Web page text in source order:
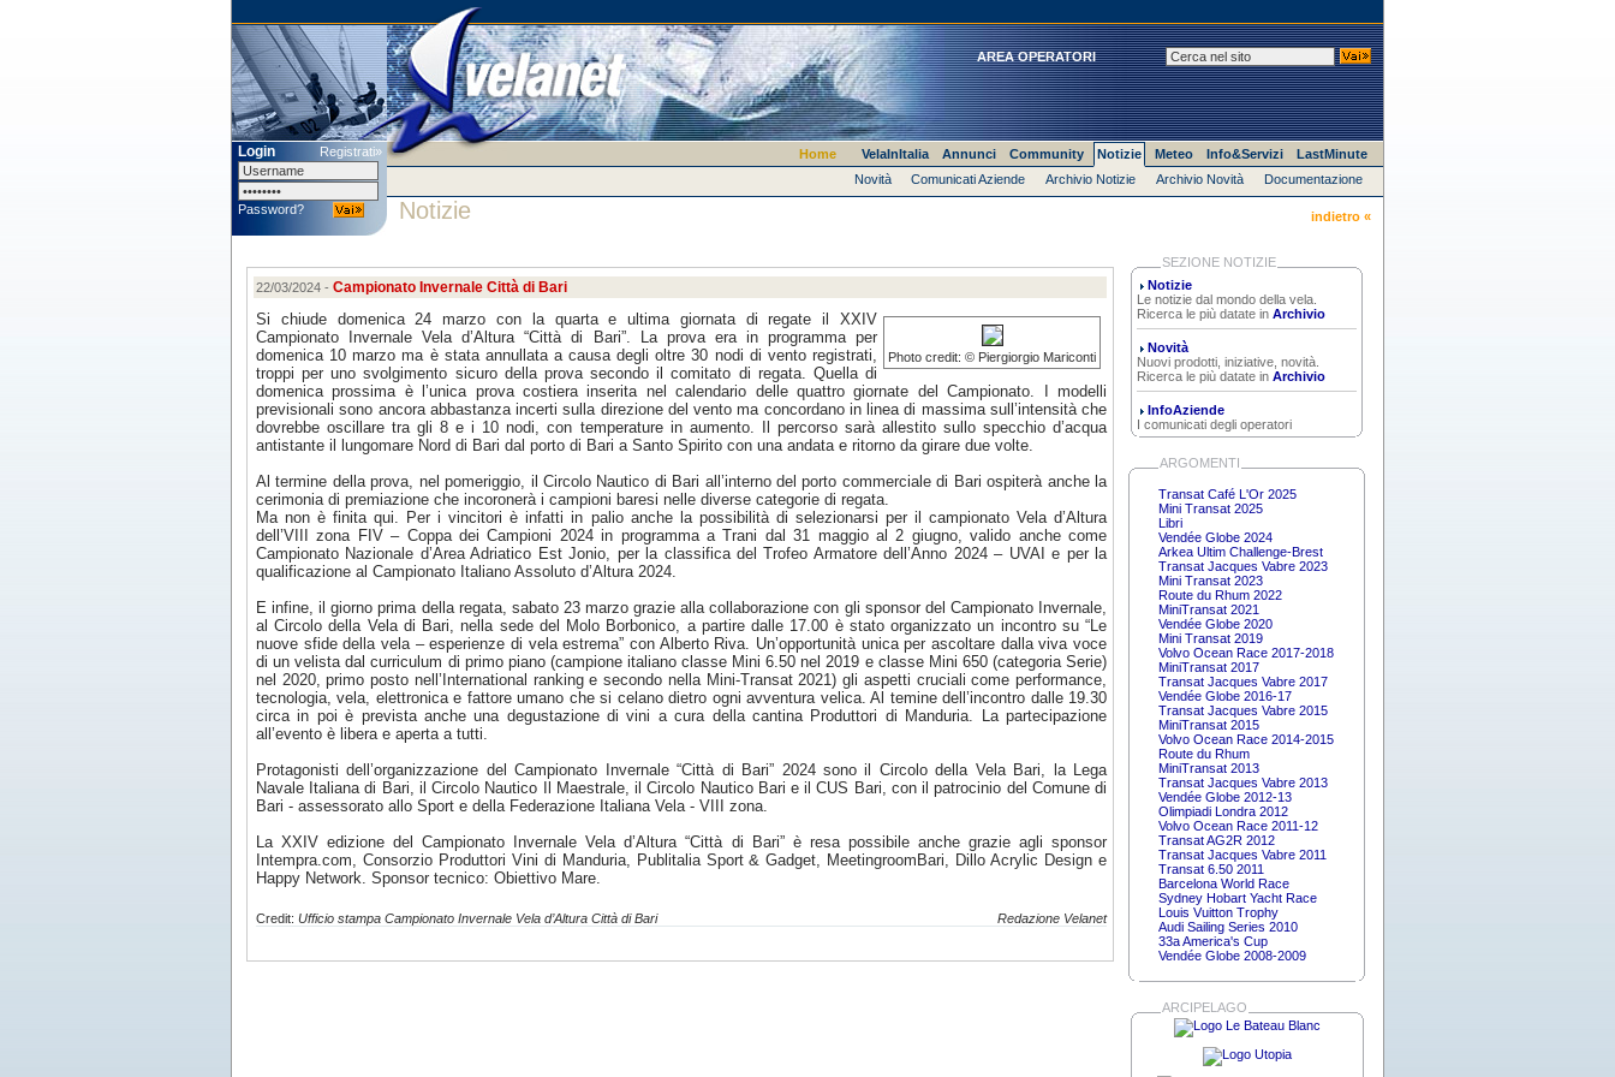
AREA OPERATORI
Login Registrati»
Password?
Home VelaInItalia Annunci Community Notizie Meteo Info&Servizi
LastMinute
Novità
Comunicati Aziende Archivio Notizie Archivio Novità Documentazione
indietro «
Notizie
22/03/2024 - Campionato Invernale Città di Bari
Photo credit: © Piergiorgio Mariconti
Si chiude domenica 24 marzo con la quarta e ultima giornata di regate il XXIV
Campionato Invernale Vela d’Altura “Città di Bari”. La prova era in programma per
domenica 10 marzo ma è stata annullata a causa degli oltre 30 nodi di vento registrati,
troppi per uno svolgimento sicuro della prova secondo il comitato di regata. Quella di
domenica prossima è l’unica prova costiera inserita nel calendario delle quattro giornate del Campionato. I modelli
previsionali sono ancora abbastanza incerti sulla direzione del vento ma concordano in linea di massima sull’intensità che
dovrebbe oscillare tra gli 8 e i 10 nodi, con temperature in aumento. Il percorso sarà allestito sullo specchio d’acqua
antistante il lungomare Nord di Bari dal porto di Bari a Santo Spirito con una andata e ritorno da girare due volte.
Al termine della prova, nel pomeriggio, il Circolo Nautico di Bari all’interno del porto commerciale di Bari ospiterà anche la
cerimonia di premiazione che incoronerà i campioni baresi nelle diverse categorie di regata.
Ma non è finita qui. Per i vincitori è infatti in palio anche la possibilità di selezionarsi per il campionato Vela d’Altura
dell’VIII zona FIV – Coppa dei Campioni 2024 in programma a Trani dal 31 maggio al 2 giugno, valido anche come
Campionato Nazionale d’Area Adriatico Est Jonio, per la classifica del Trofeo Armatore dell’Anno 2024 – UVAI e per la
qualificazione al Campionato Italiano Assoluto d’Altura 2024.
E infine, il giorno prima della regata, sabato 23 marzo grazie alla collaborazione con gli sponsor del Campionato Invernale,
al Circolo della Vela di Bari, nella sede del Molo Borbonico, a partire dalle 17.00 è stato organizzato un incontro su “Le
nuove sfide della vela – esperienze di vela estrema” con Alberto Riva. Un’opportunità unica per ascoltare dalla viva voce
di un velista dal curriculum di primo piano (campione italiano classe Mini 6.50 nel 2019 e classe Mini 650 (categoria Serie)
nel 2020, primo posto nell’International ranking e secondo nella Mini-Transat 2021) gli aspetti cruciali come performance,
tecnologia, vela, elettronica e fattore umano che si celano dietro ogni avventura velica. Al temine dell’incontro dalle 19.30
circa in poi è prevista anche una degustazione di vini a cura della cantina Produttori di Manduria. La partecipazione
all’evento è libera e aperta a tutti.
Protagonisti dell’organizzazione del Campionato Invernale “Città di Bari” 2024 sono il Circolo della Vela Bari, la Lega
Navale Italiana di Bari, il Circolo Nautico Il Maestrale, il Circolo Nautico Bari e il CUS Bari, con il patrocinio del Comune di
Bari - assessorato allo Sport e della Federazione Italiana Vela - VIII zona.
La XXIV edizione del Campionato Invernale Vela d’Altura “Città di Bari” è resa possibile anche grazie agli sponsor
Intempra.com, Consorzio Produttori Vini di Manduria, Publitalia Sport & Gadget, MeetingroomBari, Dillo Acrylic Design e
Happy Network. Sponsor tecnico: Obiettivo Mare.
Credit: Ufficio stampa Campionato Invernale Vela d’Altura Città di Bari Redazione Velanet
SEZIONE NOTIZIE
Notizie
Le notizie dal mondo della vela.
Ricerca le più datate in Archivio
Novità
Nuovi prodotti, iniziative, novità.
Ricerca le più datate in Archivio
InfoAziende
I comunicati degli operatori
ARGOMENTI
Transat Café L'Or 2025
Mini Transat 2025
Libri
Vendée Globe 2024
Arkea Ultim Challenge-Brest
Transat Jacques Vabre 2023
Mini Transat 2023
Route du Rhum 2022
MiniTransat 2021
Vendée Globe 2020
Mini Transat 2019
Volvo Ocean Race 2017-2018
MiniTransat 2017
Transat Jacques Vabre 2017
Vendée Globe 2016-17
Transat Jacques Vabre 2015
MiniTransat 2015
Volvo Ocean Race 2014-2015
Route du Rhum
MiniTransat 2013
Transat Jacques Vabre 2013
Vendée Globe 2012-13
Olimpiadi Londra 2012
Volvo Ocean Race 2011-12
Transat AG2R 2012
Transat Jacques Vabre 2011
Transat 6.50 2011
Barcelona World Race
Sydney Hobart Yacht Race
Louis Vuitton Trophy
Audi Sailing Series 2010
33a America's Cup
Vendée Globe 2008-2009
ARCIPELAGO